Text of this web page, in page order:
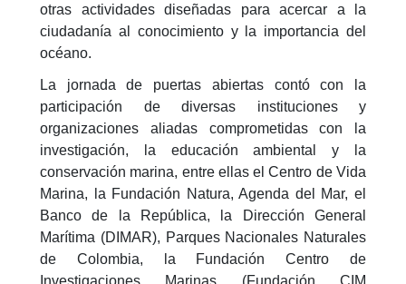
otras actividades diseñadas para acercar a la
ciudadanía al conocimiento y la importancia del
océano.
La jornada de puertas abiertas contó con la
participación de diversas instituciones y
organizaciones aliadas comprometidas con la
investigación, la educación ambiental y la
conservación marina, entre ellas el Centro de Vida
Marina, la Fundación Natura, Agenda del Mar, el
Banco de la República, la Dirección General
Marítima (DIMAR), Parques Nacionales Naturales
de Colombia, la Fundación Centro de
Investigaciones Marinas (Fundación CIM